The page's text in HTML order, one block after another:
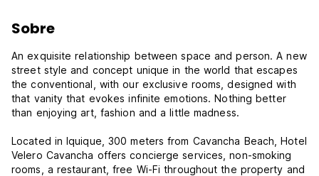
Sobre
An exquisite relationship between space and person. A new
street style and concept unique in the world that escapes
the conventional, with our exclusive rooms, designed with
that vanity that evokes infinite emotions. Nothing better
than enjoying art, fashion and a little madness.
Located in Iquique, 300 meters from Cavancha Beach, Hotel
Velero Cavancha offers concierge services, non-smoking
rooms, a restaurant, free Wi-Fi throughout the property and